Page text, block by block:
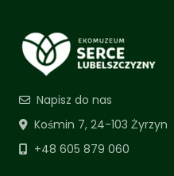
Napisz do nas
Kośmin 7, 24-103 Żyrzyn
+48 605 879 060